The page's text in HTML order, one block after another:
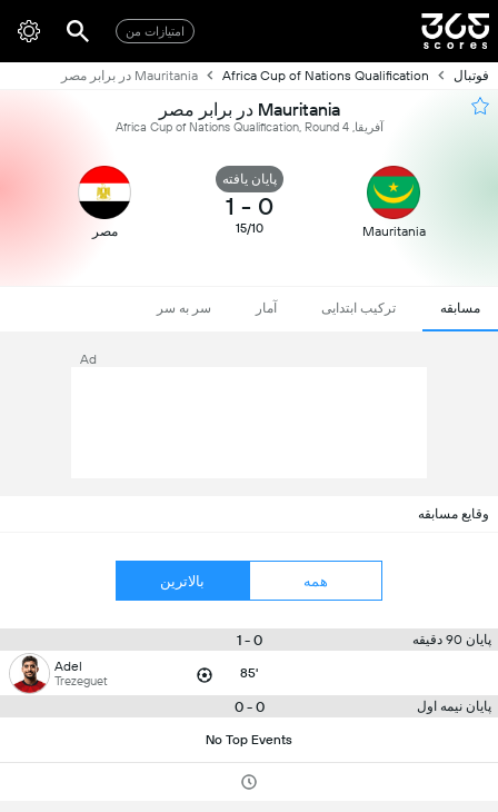
امتیازات من
فوتبال Africa Cup of Nations Qualification Mauritania در برابر مصر
Mauritania در برابر مصر
آفریقا, Africa Cup of Nations Qualification, Round 4
Mauritania
پایان یافته
0
-
1
15/10 مصر
مسابقه ترکیب ابتدایی آمار سر به سر
Ad
وقایع مسابقه
همه بالاترین
پایان 90 دقیقه 0 - 1
85'
Adel
Trezeguet
پایان نیمه اول 0 - 0
No Top Events